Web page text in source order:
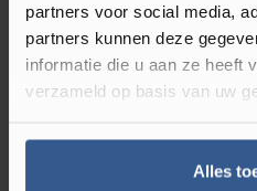
partners voor social media,
partners kunnen deze
informatie die u aan ze heeft
verzameld op basis van uw
Alles
Voordelen van
Tegel
verkrijgbaar. Hierbij kunt u
merken, patronen en